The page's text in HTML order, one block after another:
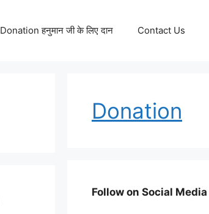
Donation हनुमान जी के लिए दान Contact Us
Donation
Follow on Social Media